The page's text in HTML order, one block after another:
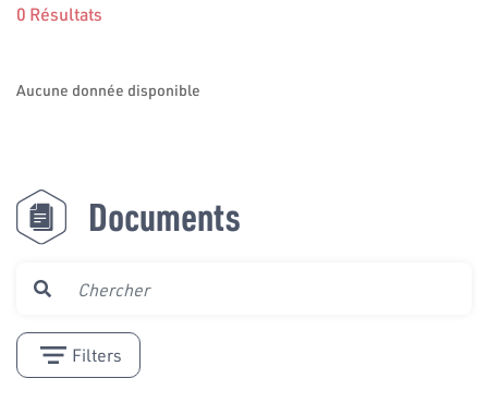
0 Résultats
Aucune donnée disponible
Documents
Filters